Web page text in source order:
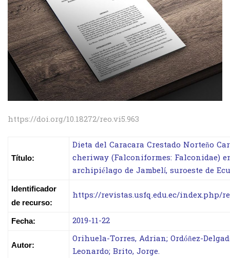
https://doi.org/10.18272/reo.vi5.963
Título:
Dieta del Caracara Crestado Norteño
cheriway (Falconiformes: Falconidae)
archipiélago de Jambelí, suroeste de
Identificador
de recurso:
https://revistas.usfq.edu.ec/index.php/
Fecha: 2019-11-22
Autor:
Orihuela-Torres, Adrian; Ordóñez-
Leonardo; Brito, Jorge.